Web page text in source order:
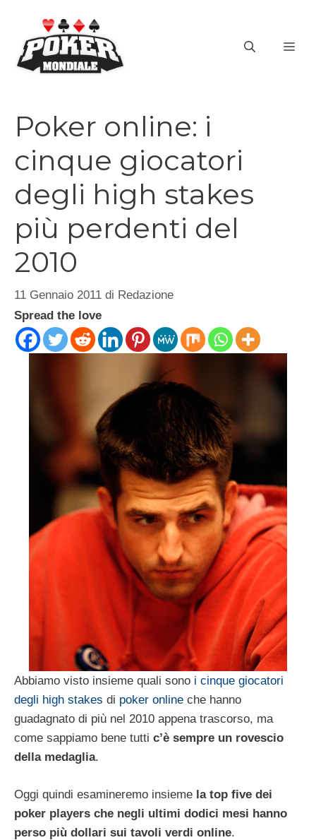
contenuto
Poker online: i
cinque giocatori
degli high stakes
più perdenti del
2010
11 Gennaio 2011 di Redazione
Spread the love
Abbiamo visto insieme quali sono i cinque giocatori
degli high stakes di poker online che hanno
guadagnato di più nel 2010 appena trascorso, ma
come sappiamo bene tutti c’è sempre un rovescio
della medaglia.
Oggi quindi esamineremo insieme la top five dei
poker players che negli ultimi dodici mesi hanno
perso più dollari sui tavoli verdi online.